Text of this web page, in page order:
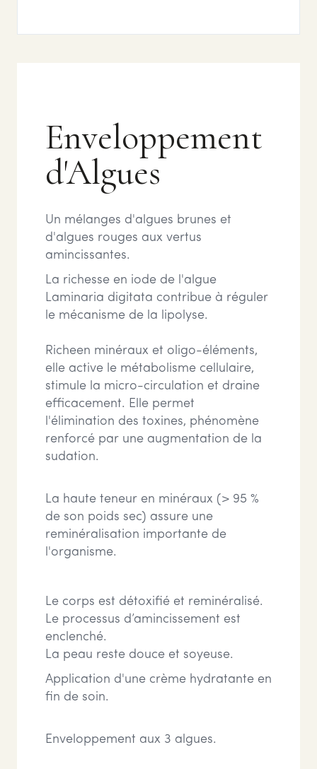
Enveloppement
d'Algues
Un mélanges d'algues brunes et
d'algues rouges aux vertus
amincissantes.
La richesse en iode de l'algue
Laminaria digitata contribue à réguler
le mécanisme de la lipolyse.
Richeen minéraux et oligo-éléments,
elle active le métabolisme cellulaire,
stimule la micro-circulation et draine
efficacement. Elle permet
l'élimination des toxines, phénomène
renforcé par une augmentation de la
sudation.
La haute teneur en minéraux (> 95 %
de son poids sec) assure une
reminéralisation importante de
l'organisme.
Le corps est détoxifié et reminéralisé.
Le processus d’amincissement est
enclenché.
La peau reste douce et soyeuse.
Application d'une crème hydratante en
fin de soin.
Enveloppement aux 3 algues.